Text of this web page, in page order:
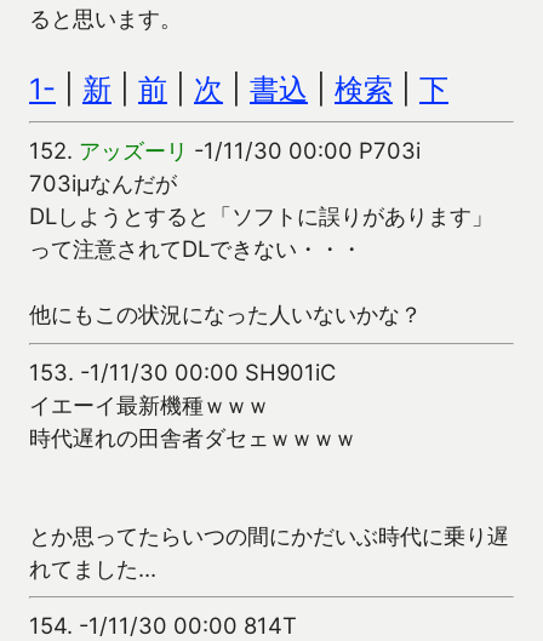
ると思います。
1- 新 前 次 書込 検索 下
152. アッズーリ -1/11/30 00:00 P703i
703iμなんだが
DLしようとすると「ソフトに誤りがあります」
って注意されてDLできない・・・
他にもこの状況になった人いないかな？
153. -1/11/30 00:00 SH901iC
イエーイ最新機種ｗｗｗ
時代遅れの田舎者ダセェｗｗｗｗ
とか思ってたらいつの間にかだいぶ時代に乗り遅
れてました…
154. -1/11/30 00:00 814T